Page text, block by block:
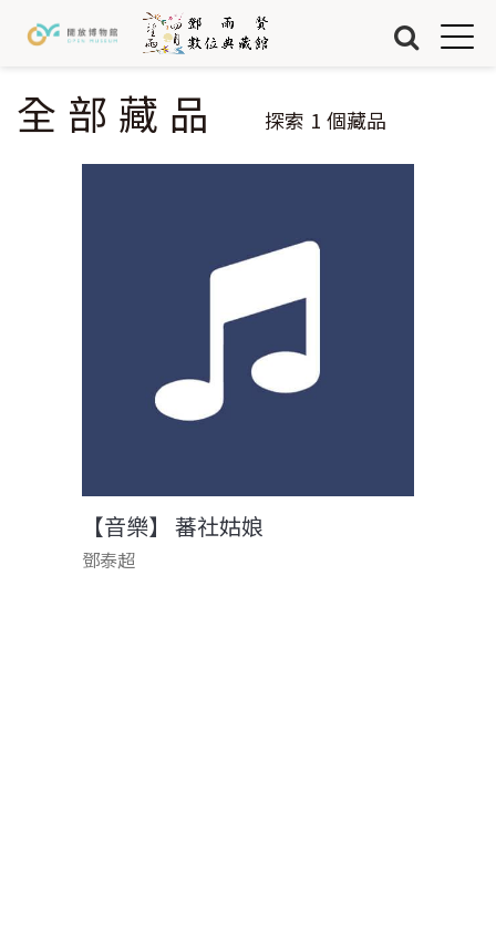
關於我們
Jump to Navigation
Jump to Main content
您在這裡
全部藏品 探索 1 個藏品
【音樂】 蕃社姑娘
鄧泰超